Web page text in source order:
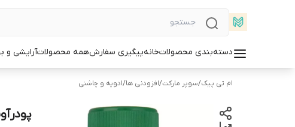
دسته‌بندی محصولاتخانهپیگیری سفارشهمه محصولاتآرایشی و
ام تی پیک/سوپر مارکت/افزودنی ها/ادویه و چاشنی